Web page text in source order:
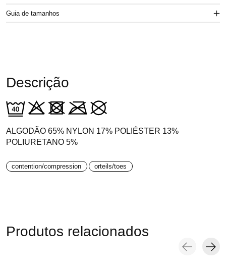
Guia de tamanhos
Descrição
ALGODÃO 65% NYLON 17% POLIÉSTER 13%
POLIURETANO 5%
contention/compression orteils/toes
Produtos relacionados